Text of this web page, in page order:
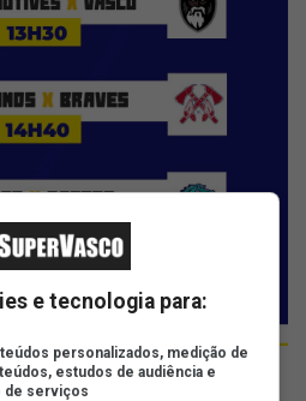
e tecnologia para:
personalizados, medição de
estudos de audiência e
de serviços